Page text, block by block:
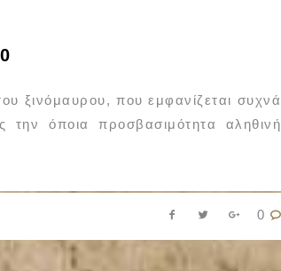
του ξινόμαυρου, που εμφανίζεται συχνά
όποια προσβασιμότητα αληθινή
0